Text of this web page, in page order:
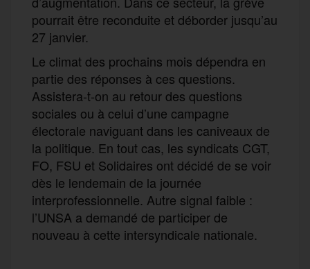
pourrait être reconduite et déborder jusqu’au
27 janvier.
Le climat des prochains mois dépendra en
partie des réponses à ces questions.
Assistera-t-on au retour des questions
sociales ou à celui d’une campagne
électorale naviguant dans les caniveaux de
la politique. En tout cas, les syndicats CGT,
FO, FSU et Solidaires ont décidé de se voir
dès le lendemain de la journée
interprofessionnelle. Autre signal faible :
l’UNSA a demandé de participer de
nouveau à cette intersyndicale nationale.